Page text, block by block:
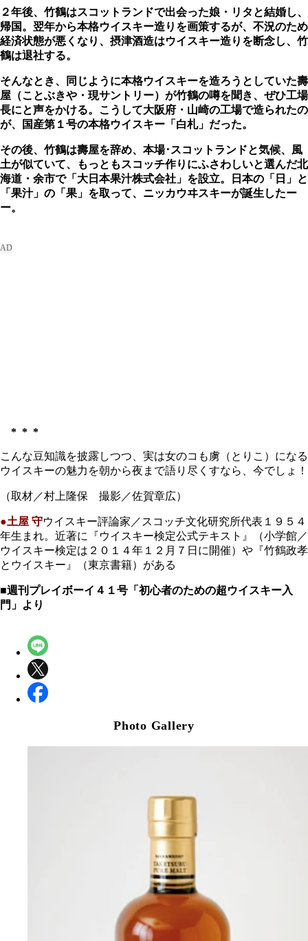
２年後、竹鶴はスコットランドで出会った娘・リタと結婚し、
帰国。翌年から本格ウイスキー造りを画策するが、不況のため
経済状態が悪くなり、摂津酒造はウイスキー造りを断念し、竹
鶴は退社する。
そんなとき、同じように本格ウイスキーを造ろうとしていた壽
屋（ことぶきや・現サントリー）が竹鶴の噂を聞き、ぜひ工場
長にと声をかける。こうして大阪府・山崎の工場で造られたの
が、国産第１号の本格ウイスキー「白札」だった。
その後、竹鶴は壽屋を辞め、本場･スコットランドと気候、風
土が似ていて、もっともスコッチ作りにふさわしいと選んだ北
海道・余市で「大日本果汁株式会社」を設立。日本の「日」と
「果汁」の「果」を取って、ニッカウヰスキーが誕生したー
ー。
* * *
こんな豆知識を披露しつつ、実は女のコも虜（とりこ）になる
ウイスキーの魅力を朝から夜まで語り尽くすなら、今でしょ！
（取材／村上隆保 撮影／佐賀章広）
●土屋 守ウイスキー評論家／スコッチ文化研究所代表１９５４
年生まれ。近著に『ウイスキー検定公式テキスト』（小学館／
ウイスキー検定は２０１４年１２月７日に開催）や『竹鶴政孝
とウイスキー』（東京書籍）がある
■週刊プレイボーイ４１号「初心者のための超ウイスキー入
門」より
Photo Gallery